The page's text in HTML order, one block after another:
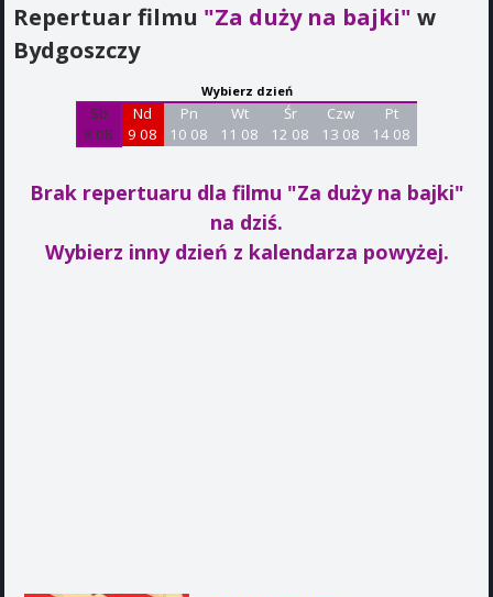
Repertuar filmu "Za duży na bajki" w
Bydgoszczy
Wybierz dzień
Sb
8 08
Nd
9 08
Pn
10 08
Wt
11 08
Śr
12 08
Czw
13 08
Pt
14 08
Brak repertuaru dla filmu "Za duży na bajki"
na dziś.
Wybierz inny dzień z kalendarza powyżej.